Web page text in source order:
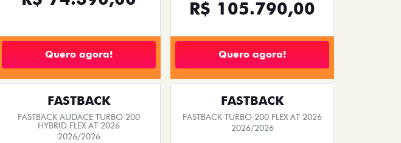
Quero agora!
R$ 105.790,00
Quero agora!
FASTBACK
FASTBACK AUDACE TURBO 200
HYBRID FLEX AT 2026
2026/2026
FASTBACK
FASTBACK TURBO 200 FLEX AT 2026
2026/2026